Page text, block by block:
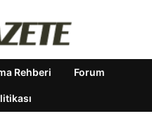
Rehberi Forum